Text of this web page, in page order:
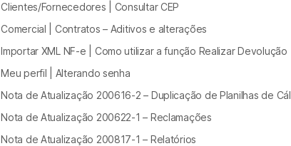
Clientes/Fornecedores | Consultar CEP
Comercial | Contratos – Aditivos e alterações
Importar XML NF-e | Como utilizar a função Realizar Devolução
Meu perfil | Alterando senha
Nota de Atualização 200616-2 – Duplicação de Planilhas de
Nota de Atualização 200622-1 – Reclamações
Nota de Atualização 200817-1 – Relatórios